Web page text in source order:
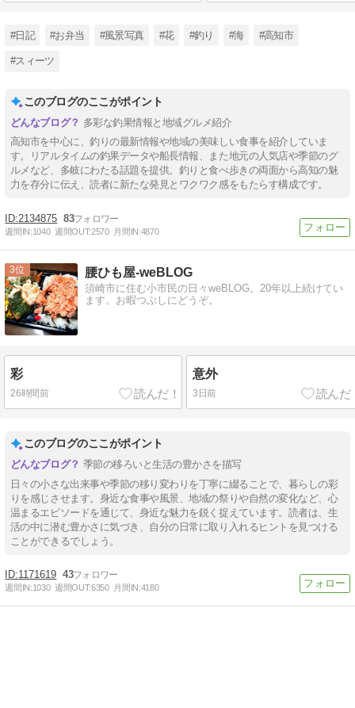
#日記 #お弁当 #風景写真 #花 #釣り #海 #高知市
#スィーツ
このブログのここがポイント
多彩な釣果情報と地域グルメ紹介
高知市を中心に、釣りの最新情報や地域の美味しい食事を紹介していま
す。リアルタイムの釣果データや船長情報、また地元の人気店や季節のグ
ルメなど、多岐にわたる話題を提供。釣りと食べ歩きの両面から高知の魅
力を存分に伝え、読者に新たな発見とワクワク感をもたらす構成です。
2134875 83
週間IN:1040 週間OUT:2570 月間IN:4870
3 腰ひも屋-weBLOG
須崎市に住む小市民の日々weBLOG。20年以上続けてい
ます。お暇つぶしにどうぞ。
彩
26時間前
意外
3日前
このブログのここがポイント
季節の移ろいと生活の豊かさを描写
日々の小さな出来事や季節の移り変わりを丁寧に綴ることで、暮らしの彩
りを感じさせます。身近な食事や風景、地域の祭りや自然の変化など、心
温まるエピソードを通じて、身近な魅力を鋭く捉えています。読者は、生
活の中に潜む豊かさに気づき、自分の日常に取り入れるヒントを見つける
ことができるでしょう。
1171619 43
週間IN:1030 週間OUT:6350 月間IN:4180